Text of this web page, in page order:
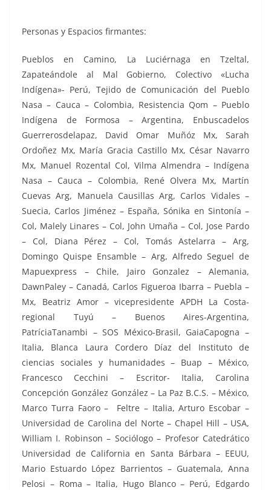
Personas y Espacios firmantes:
Pueblos en Camino, La Luciérnaga en Tzeltal,
Zapateándole al Mal Gobierno, Colectivo «Lucha
Indígena»- Perú, Tejido de Comunicación del Pueblo
Nasa – Cauca – Colombia, Resistencia Qom – Pueblo
Indígena de Formosa – Argentina, Enbuscadelos
Guerrerosdelapaz, David Omar Muñóz Mx, Sarah
Ordoñez Mx, María Gracia Castillo Mx, César Navarro
Mx, Manuel Rozental Col, Vilma Almendra – Indígena
Nasa – Cauca – Colombia, René Olvera Mx, Martín
Cuevas Arg, Manuela Causillas Arg, Carlos Vidales –
Suecia, Carlos Jiménez – España, Sónika en Sintonía –
Col, Malely Linares – Col, John Umaña – Col, Jose Pardo
– Col, Diana Pérez – Col, Tomás Astelarra – Arg,
Domingo Quispe Ensamble – Arg, Alfredo Seguel de
Mapuexpress – Chile, Jairo Gonzalez – Alemania,
DawnPaley – Canadá, Carlos Figueroa Ibarra – Puebla –
Mx, Beatriz Amor – vicepresidente APDH La Costa-
regional Tuyú – Buenos Aires-Argentina,
PatríciaTanambi – SOS México-Brasil, GaiaCapogna –
Italia, Blanca Laura Cordero Díaz del Instituto de
ciencias sociales y humanidades – Buap – México,
Francesco Cecchini – Escritor- Italia, Carolina
Concepción González González – La Paz B.C.S. – México,
Marco Turra Faoro – Feltre – Italia, Arturo Escobar –
Universidad de Carolina del Norte – Chapel Hill – USA,
William I. Robinson – Sociólogo – Profesor Catedrático
Universidad de California en Santa Bárbara – EEUU,
Mario Estuardo López Barrientos – Guatemala, Anna
Pelosi – Roma – Italia, Hugo Blanco – Perú, Edgardo